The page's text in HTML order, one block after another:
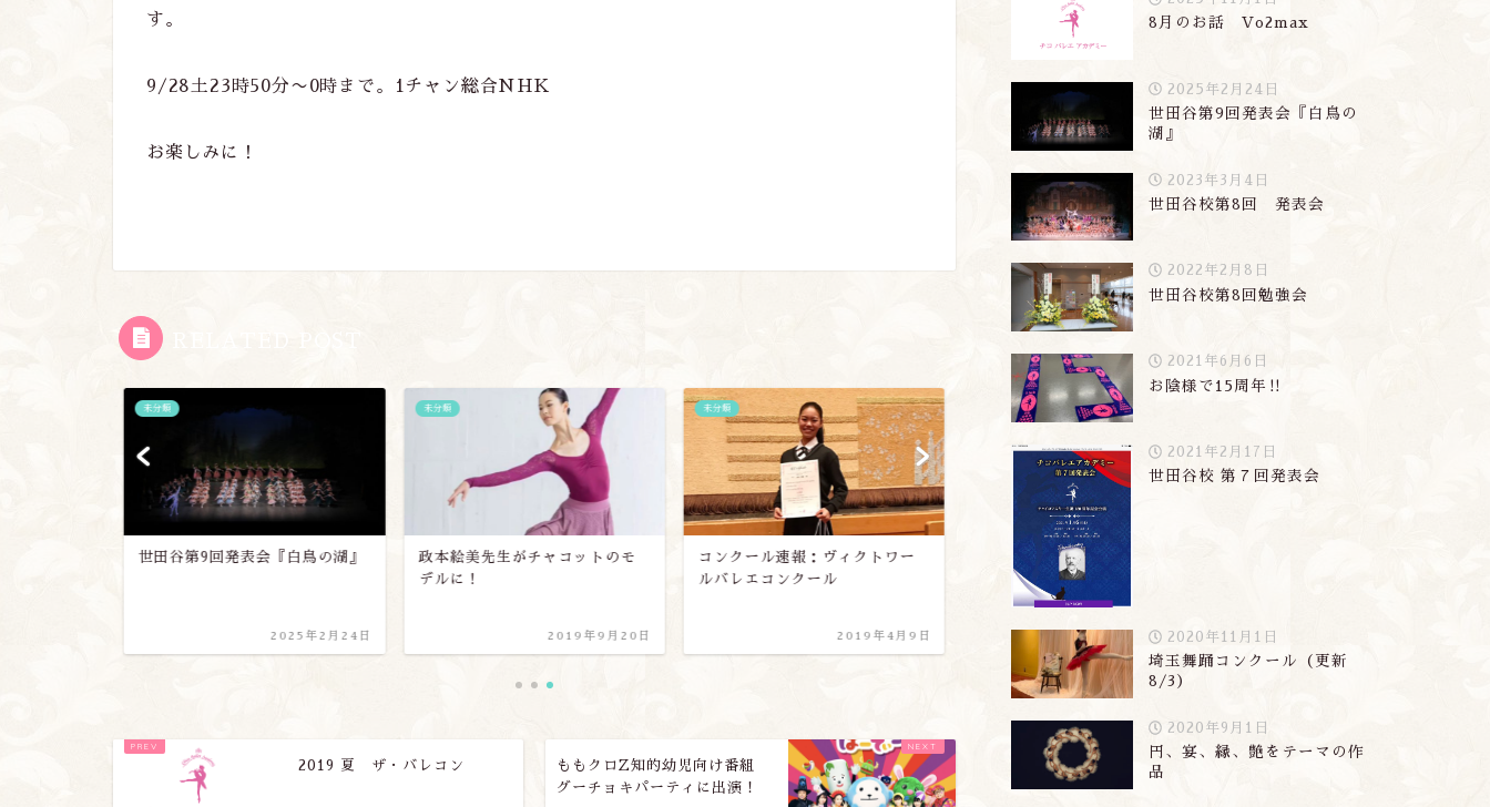
す。
9/28土23時50分〜0時まで。1チャン総合NHK
お楽しみに！
未分類
世田谷第9回発表会『白鳥の湖』
2025年2月24日
未分類
政本絵美先生がチャコットのモ
デルに！
2019年9月20日
未分類
コンクール速報：ヴィクトワー
ルバレエコンクール
2019年4月9日
世田谷第9回発表会『白鳥の湖』
2025年2月24日
2019 夏 ザ・バレコン
ももクロZ知的幼児向け番組
グーチョキパーティに出演！
8月のお話 Vo2max
2025年2月24日
世田谷第9回発表会『白鳥の
湖』
2023年3月4日
世田谷校第8回 発表会
2022年2月8日
世田谷校第8回勉強会
2021年6月6日
お陰様で15周年‼︎
2021年2月17日
世田谷校 第７回発表会
2020年11月1日
埼玉舞踊コンクール（更新
8/3）
2020年9月1日
円、宴、縁、艶をテーマの作
品